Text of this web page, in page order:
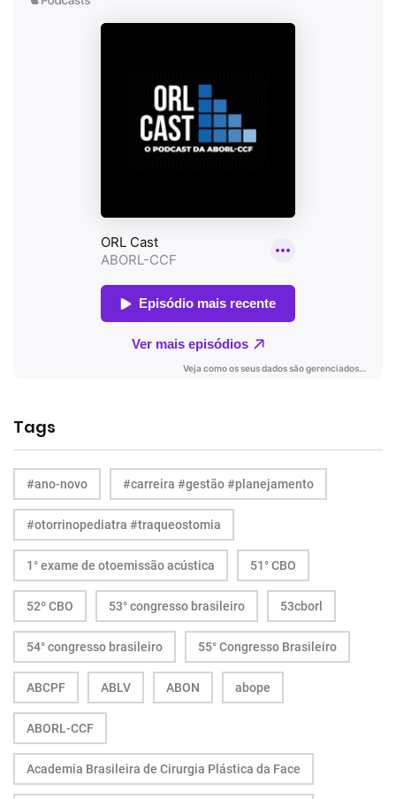
Tags
#ano-novo #carreira #gestão #planejamento
#otorrinopediatra #traqueostomia
1° exame de otoemissão acústica 51° CBO
52º CBO 53° congresso brasileiro 53cborl
54° congresso brasileiro 55° Congresso Brasileiro
ABCPF ABLV ABON abope
ABORL-CCF
Academia Brasileira de Cirurgia Plástica da Face